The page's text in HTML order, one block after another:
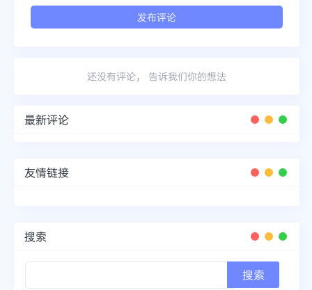
还没有评论， 告诉我们你的想法
最新评论
友情链接
搜索